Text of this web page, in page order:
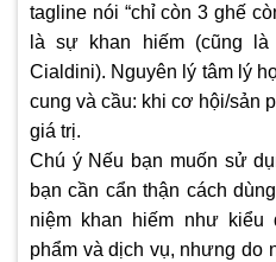
tagline nói “chỉ còn 3 ghế
là sự khan hiếm (cũng
Cialdini). Nguyên lý tâm lý
cung và cầu: khi cơ hội/sản
giá trị.
Chú ý Nếu bạn muốn sử
bạn cần cẩn thận cách
niệm khan hiếm như
phẩm và dịch vụ, nhưng do